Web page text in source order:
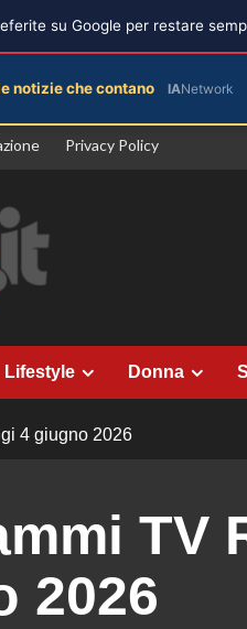
Privacy Policy
Lifestyle Donna
4 giugno 2026
TV
2026
su Google per restare
notizie che contano IANetwork